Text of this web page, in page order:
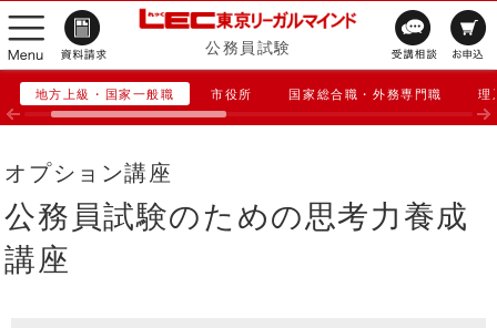
公務員試験
地方上級・国家一般職 市役所 国家総合職・外務専門職 理
オプション講座
公務員試験のための思考力養成
講座